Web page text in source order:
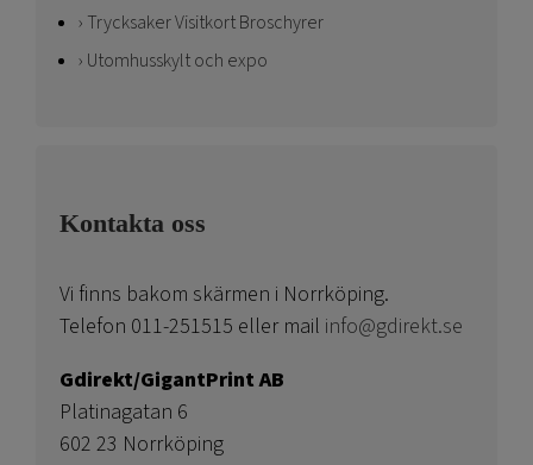
Trycksaker Visitkort Broschyrer
Utomhusskylt och expo
Kontakta oss
Vi finns bakom skärmen i Norrköping.
Telefon 011-251515 eller mail info@gdirekt.se
Gdirekt/GigantPrint AB
Platinagatan 6
602 23 Norrköping